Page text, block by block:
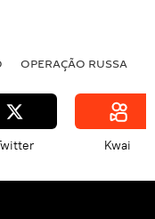
OPERAÇÃO RUSSA
Kwai